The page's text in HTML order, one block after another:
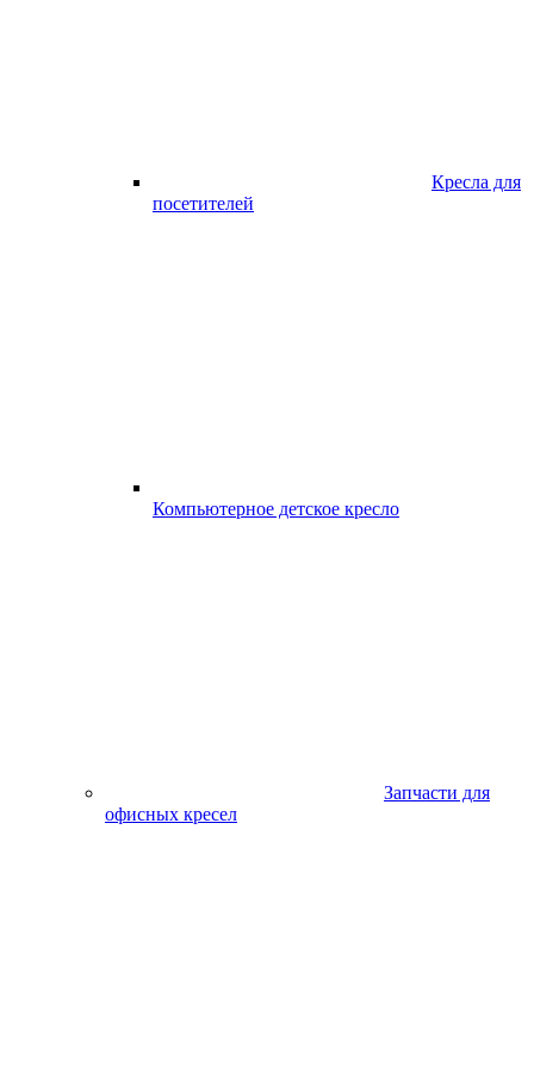
Кресла для
посетителей
Компьютерное детское кресло
Запчасти для
офисных кресел